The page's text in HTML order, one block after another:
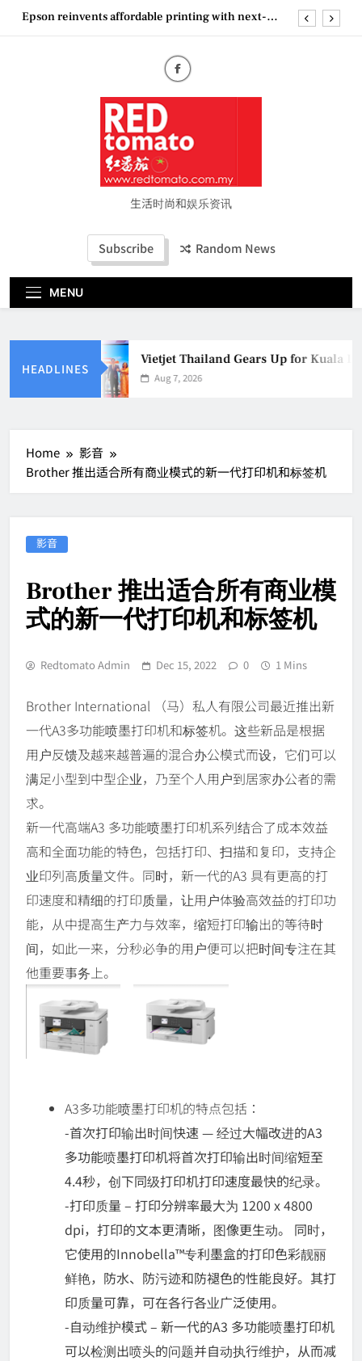
SkipEpson reinvents affordable printing with next-
“See Her Heal – 1,000 Untold Stories” 为马来西亚
妈妈提供分享剖腹产复原历程的空间
Vietjet Thailand Gears Up for Kuala Lumpur–
Bangkok Service Launch on9 October
Epson reinvents affordable printing with next-
generation EcoTank Series
Couture Fashion Week Malaysia 2026– Press
妈妈提供分享剖腹产复原历程的空间
生活时尚和娱乐资讯
Subscribe Random News
MENU
HEADLINES
Vietjet Thailand Gears Up for Kuala
Aug 7, 2026
Home
影音
Brother 推出适合所有商业模式的新一代打印机和标签机
影音
Brother 推出适合所有商业模
式的新一代打印机和标签机
Redtomato Admin Dec 15, 2022 0 1 Mins
Brother International （马）私人有限公司最近推出新
一代A3多功能喷墨打印机和标签机。这些新品是根据
用户反馈及越来越普遍的混合办公模式而设，它们可以
满足小型到中型企业，乃至个人用户到居家办公者的需
求。
新一代高端A3 多功能喷墨打印机系列结合了成本效益
高和全面功能的特色，包括打印、扫描和复印，支持企
业印列高质量文件。同时，新一代的A3 具有更高的打
印速度和精细的打印质量，让用户体验高效益的打印功
能，从中提高生产力与效率，缩短打印输出的等待时
间，如此一来，分秒必争的用户便可以把时间专注在其
他重要事务上。
A3多功能喷墨打印机的特点包括：
-首次打印输出时间快速 — 经过大幅改进的A3
多功能喷墨打印机将首次打印输出时间缩短至
4.4秒，创下同级打印机打印速度最快的纪录。
-打印质量 – 打印分辨率最大为 1200 x 4800
dpi，打印的文本更清晰，图像更生动。 同时，
它使用的Innobella™专利墨盒的打印色彩靓丽
鲜艳，防水、防污迹和防褪色的性能良好。其打
印质量可靠，可在各行各业广泛使用。
-自动维护模式 – 新一代的A3 多功能喷墨打印机
可以检测出喷头的问题并自动执行维护，从而减